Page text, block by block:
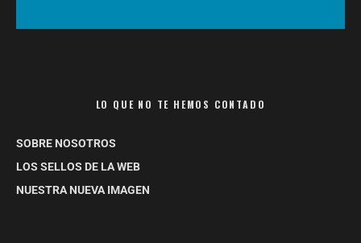
LO QUE NO TE HEMOS CONTADO
SOBRE NOSOTROS
LOS SELLOS DE LA WEB
NUESTRA NUEVA IMAGEN